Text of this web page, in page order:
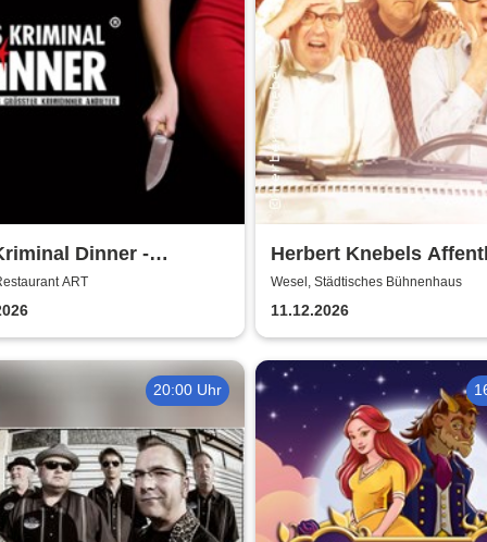
Dinner -
Schröder
ART
Herbert Knebels
- Voll Karacho!
Wesel, Städtisches Bühnenhaus
11.12.2026
20:00 Uhr